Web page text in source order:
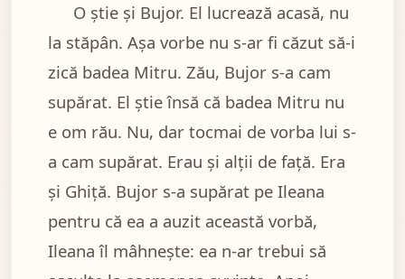
O știe și Bujor. El lucrează acasă, nu
la stăpân. Așa vorbe nu s-ar fi căzut să-i
zică badea Mitru. Zău, Bujor s-a cam
supărat. El știe însă că badea Mitru nu
e om rău. Nu, dar tocmai de vorba lui s-
a cam supărat. Erau și alții de față. Era
și Ghiță. Bujor s-a supărat pe Ileana
pentru că ea a auzit această vorbă,
Ileana îl mâhnește: ea n-ar trebui să